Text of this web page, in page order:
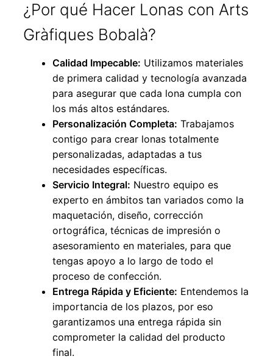
¿Por qué Hacer Lonas con Arts
Gràfiques Bobalà?
Calidad Impecable: Utilizamos materiales
de primera calidad y tecnología avanzada
para asegurar que cada lona cumpla con
los más altos estándares.
Personalización Completa: Trabajamos
contigo para crear lonas totalmente
personalizadas, adaptadas a tus
necesidades específicas.
Servicio Integral: Nuestro equipo es
experto en ámbitos tan variados como la
maquetación, diseño, corrección
ortográfica, técnicas de impresión o
asesoramiento en materiales, para que
tengas apoyo a lo largo de todo el
proceso de confección.
Entrega Rápida y Eficiente: Entendemos la
importancia de los plazos, por eso
garantizamos una entrega rápida sin
comprometer la calidad del producto
final.